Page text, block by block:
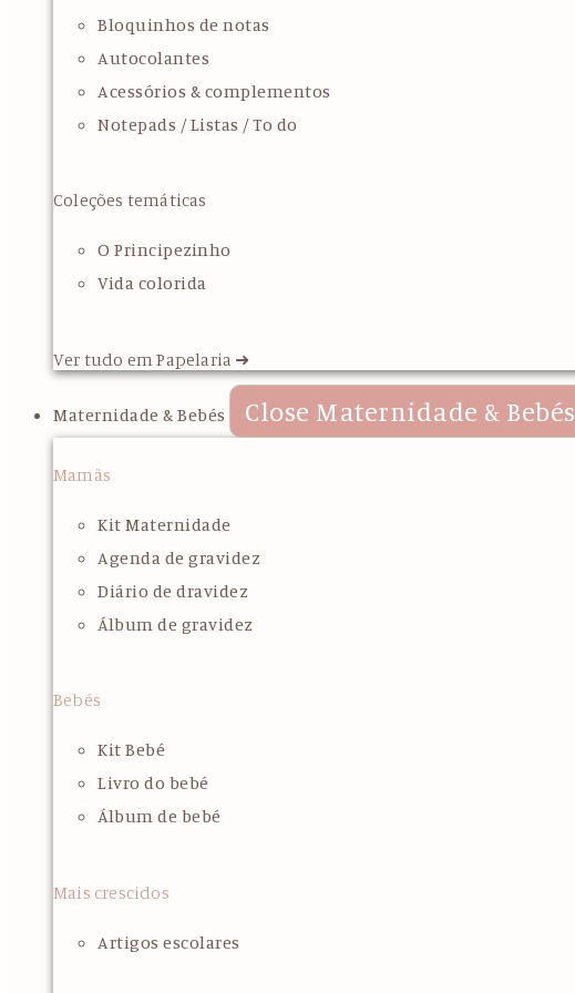
Bloquinhos de notas
Autocolantes
Acessórios & complementos
Notepads / Listas / To do
Coleções temáticas
O Principezinho
Vida colorida
Ver tudo em Papelaria ➜
Maternidade & Bebés Close Maternidade & Bebés
Mamãs
Kit Maternidade
Agenda de gravidez
Diário de dravidez
Álbum de gravidez
Bebés
Kit Bebé
Livro do bebé
Álbum de bebé
Mais crescidos
Artigos escolares